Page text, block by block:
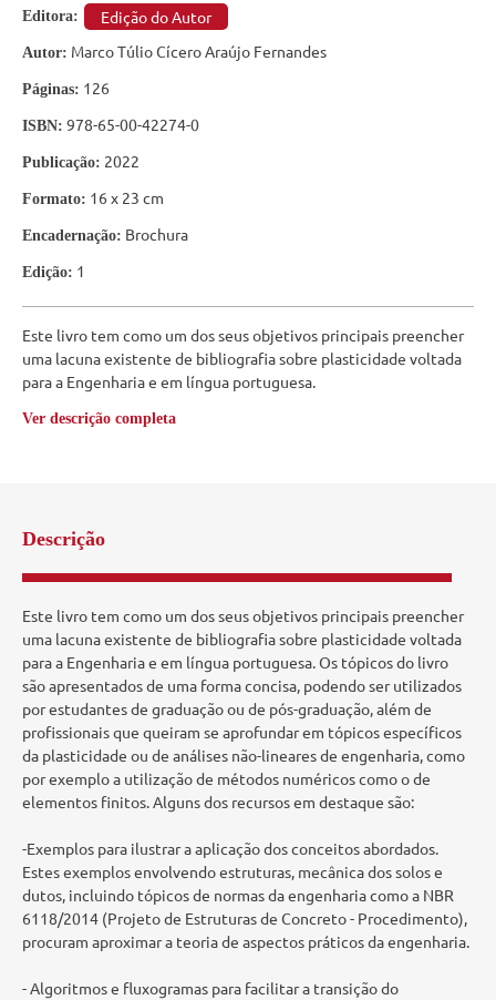
Editora: Edição do Autor
Autor: Marco Túlio Cícero Araújo Fernandes
Páginas: 126
ISBN: 978-65-00-42274-0
Publicação: 2022
Formato: 16 x 23 cm
Encadernação: Brochura
Edição: 1
Este livro tem como um dos seus objetivos principais preencher
uma lacuna existente de bibliografia sobre plasticidade voltada
para a Engenharia e em língua portuguesa.
Ver descrição completa
Descrição
Este livro tem como um dos seus objetivos principais preencher
uma lacuna existente de bibliografia sobre plasticidade voltada
para a Engenharia e em língua portuguesa. Os tópicos do livro
são apresentados de uma forma concisa, podendo ser utilizados
por estudantes de graduação ou de pós-graduação, além de
profissionais que queiram se aprofundar em tópicos específicos
da plasticidade ou de análises não-lineares de engenharia, como
por exemplo a utilização de métodos numéricos como o de
elementos finitos. Alguns dos recursos em destaque são:
-Exemplos para ilustrar a aplicação dos conceitos abordados.
Estes exemplos envolvendo estruturas, mecânica dos solos e
dutos, incluindo tópicos de normas da engenharia como a NBR
6118/2014 (Projeto de Estruturas de Concreto - Procedimento),
procuram aproximar a teoria de aspectos práticos da engenharia.
- Algoritmos e fluxogramas para facilitar a transição do